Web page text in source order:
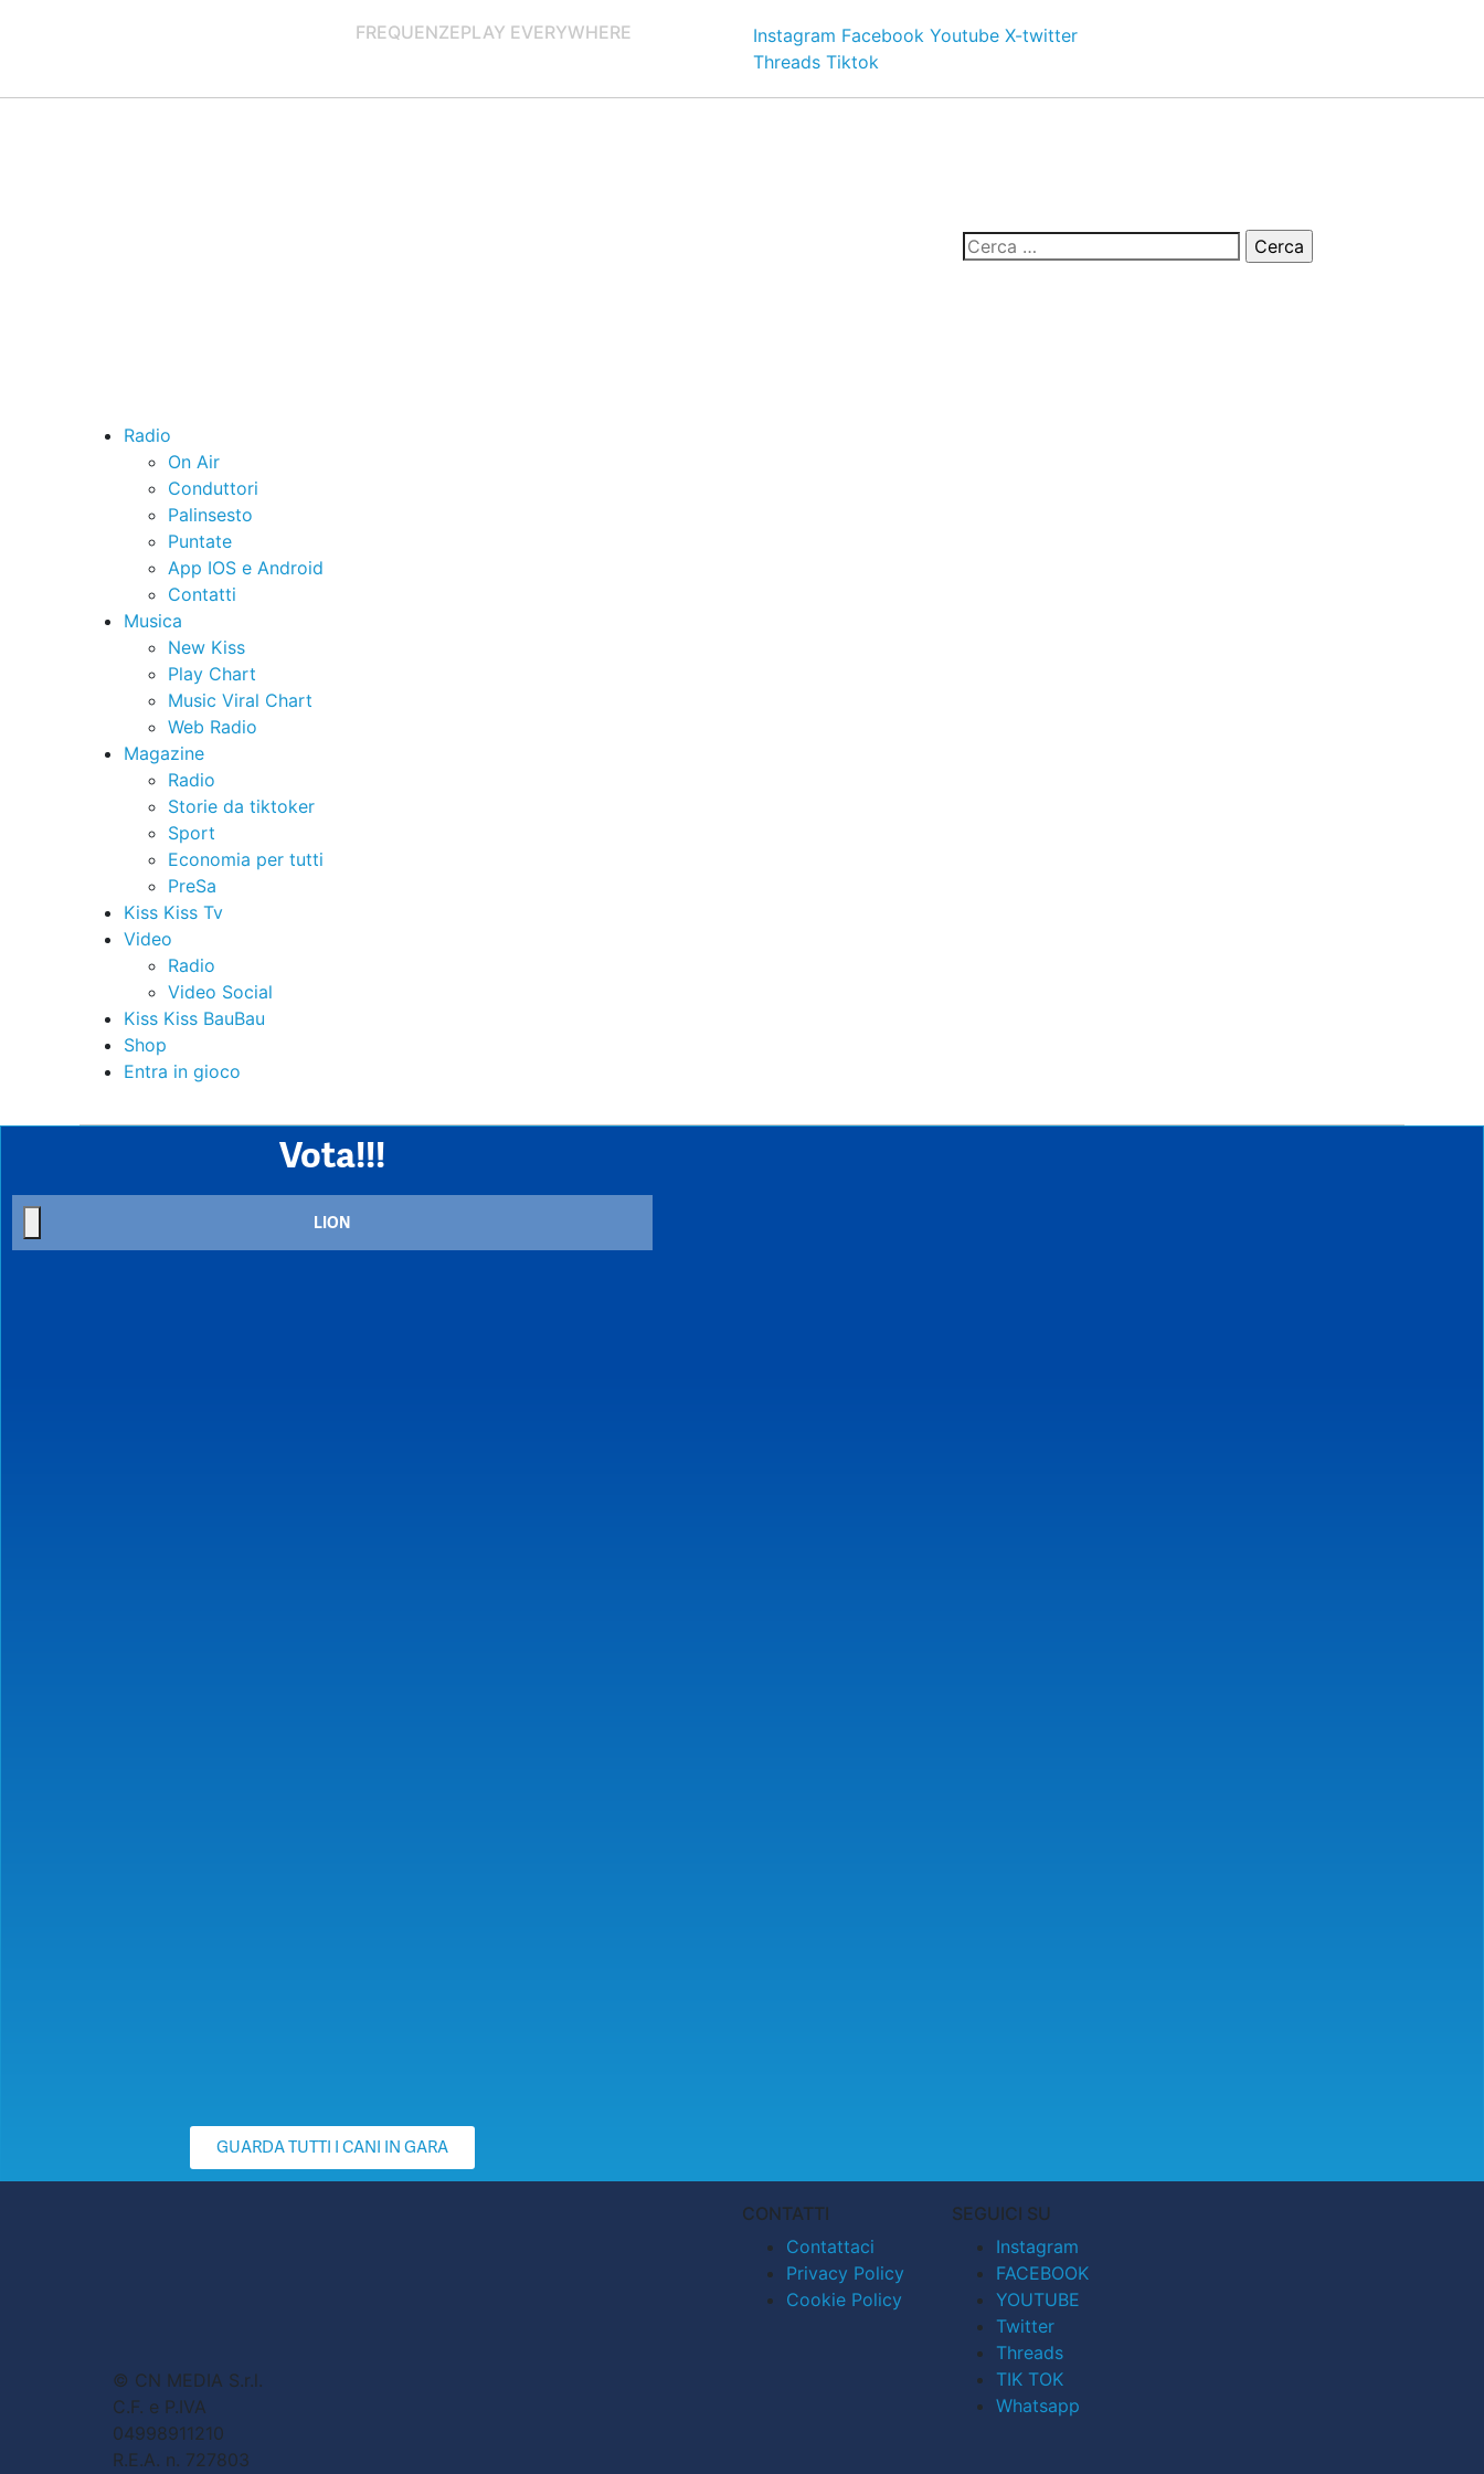
FREQUENZEPLAY EVERYWHERE Instagram Facebook Youtube X-twitter
Threads Tiktok
Radio
On Air
Conduttori
Palinsesto
Puntate
App IOS e Android
Contatti
Musica
New Kiss
Play Chart
Music Viral Chart
Web Radio
Magazine
Radio
Storie da tiktoker
Sport
Economia per tutti
PreSa
Kiss Kiss Tv
Video
Radio
Video Social
Kiss Kiss BauBau
Shop
Entra in gioco
Vota!!!
LION
GUARDA TUTTI I CANI IN GARA
© CN MEDIA S.r.l.
C.F. e P.IVA
04998911210
R.E.A. n. 727803
CONTATTI
Contattaci
Privacy Policy
Cookie Policy
SEGUICI SU
Instagram
FACEBOOK
YOUTUBE
Twitter
Threads
TIK TOK
Whatsapp